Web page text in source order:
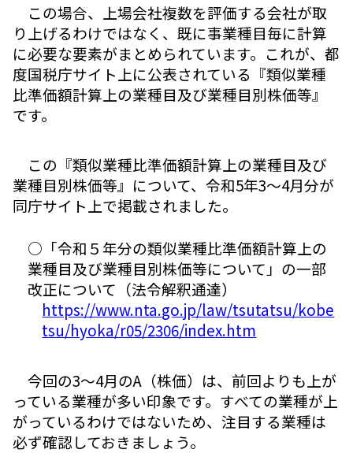
この場合、上場会社複数を評価する会社が取
り上げるわけではなく、既に事業種目毎に計算
に必要な要素がまとめられています。これが、都
度国税庁サイト上に公表されている『類似業種
比準価額計算上の業種目及び業種目別株価等』
です。
この『類似業種比準価額計算上の業種目及び
業種目別株価等』について、令和5年3～4月分が
同庁サイト上で掲載されました。
○「令和５年分の類似業種比準価額計算上の
業種目及び業種目別株価等について」の一部
改正について（法令解釈通達）
https://www.nta.go.jp/law/tsutatsu/kobe
tsu/hyoka/r05/2306/index.htm
今回の3～4月のA（株価）は、前回よりも上が
っている業種が多い印象です。すべての業種が上
がっているわけではないため、注目する業種は
必ず確認しておきましょう。